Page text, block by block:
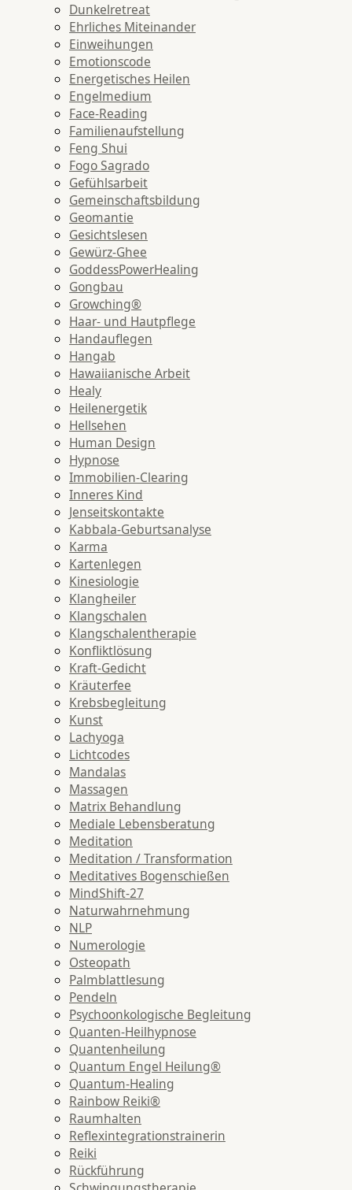
Dunkelretreat
Ehrliches Miteinander
Einweihungen
Emotionscode
Energetisches Heilen
Engelmedium
Face-Reading
Familienaufstellung
Feng Shui
Fogo Sagrado
Gefühlsarbeit
Gemeinschaftsbildung
Geomantie
Gesichtslesen
Gewürz-Ghee
GoddessPowerHealing
Gongbau
Growching®
Haar- und Hautpflege
Handauflegen
Hangab
Hawaiianische Arbeit
Healy
Heilenergetik
Hellsehen
Human Design
Hypnose
Immobilien-Clearing
Inneres Kind
Jenseitskontakte
Kabbala-Geburtsanalyse
Karma
Kartenlegen
Kinesiologie
Klangheiler
Klangschalen
Klangschalentherapie
Konfliktlösung
Kraft-Gedicht
Kräuterfee
Krebsbegleitung
Kunst
Lachyoga
Lichtcodes
Mandalas
Massagen
Matrix Behandlung
Mediale Lebensberatung
Meditation
Meditation / Transformation
Meditatives Bogenschießen
MindShift-27
Naturwahrnehmung
NLP
Numerologie
Osteopath
Palmblattlesung
Pendeln
Psychoonkologische Begleitung
Quanten-Heilhypnose
Quantenheilung
Quantum Engel Heilung®
Quantum-Healing
Rainbow Reiki®
Raumhalten
Reflexintegrationstrainerin
Reiki
Rückführung